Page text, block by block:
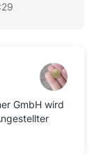
GmbH wird